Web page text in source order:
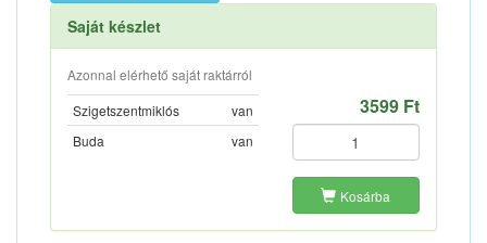
Saját készlet
Azonnal elérhető saját raktárról
Szigetszentmiklós
van
Buda
van
3599 Ft
Kosárba